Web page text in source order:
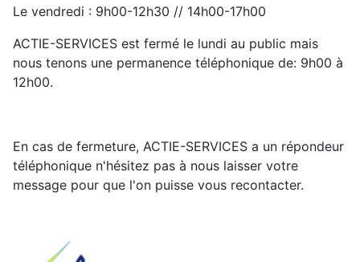
Le vendredi : 9h00-12h30 // 14h00-17h00
ACTIE-SERVICES est fermé le lundi au public mais
nous tenons une permanence téléphonique de: 9h00 à
12h00.
En cas de fermeture, ACTIE-SERVICES a un répondeur
téléphonique n'hésitez pas à nous laisser votre
message pour que l'on puisse vous recontacter.